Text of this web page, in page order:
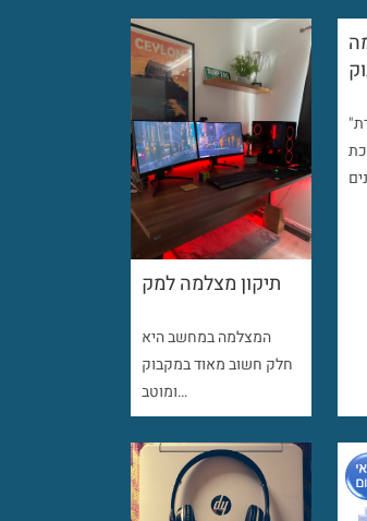
תיקון מצלמה למק
המצלמה במחשב היא
חלק חשוב מאוד במקבוק
ומוטב…
"אתר המסכים" משרת